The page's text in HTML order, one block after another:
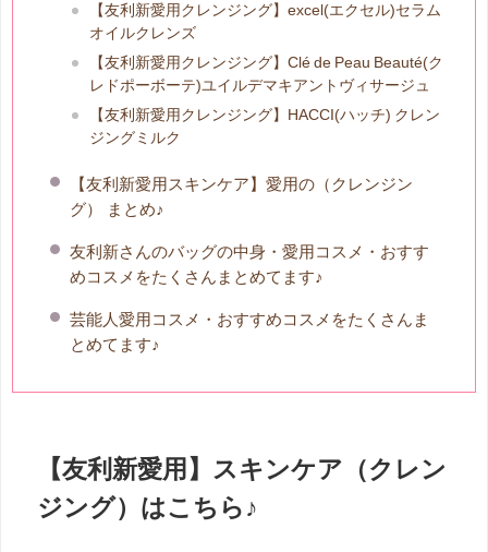
【友利新愛用クレンジング】excel(エクセル)セラム
オイルクレンズ
【友利新愛用クレンジング】Clé de Peau Beauté(ク
レドポーボーテ)ユイルデマキアントヴィサージュ
【友利新愛用クレンジング】HACCI(ハッチ) クレン
ジングミルク
【友利新愛用スキンケア】愛用の（クレンジン
グ） まとめ♪
友利新さんのバッグの中身・愛用コスメ・おすす
めコスメをたくさんまとめてます♪
芸能人愛用コスメ・おすすめコスメをたくさんま
とめてます♪
【友利新愛用】スキンケア（クレン
ジング）はこちら♪